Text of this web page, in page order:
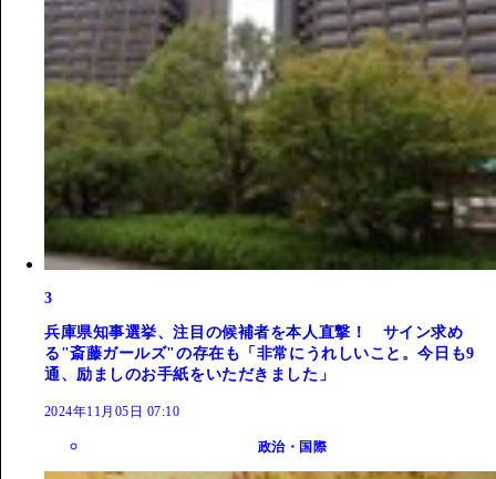
3
兵庫県知事選挙、注目の候補者を本人直撃！ サイン求め
る"斎藤ガールズ"の存在も「非常にうれしいこと。今日も9
通、励ましのお手紙をいただきました」
2024年11月05日 07:10
政治・国際